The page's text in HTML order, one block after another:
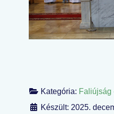
Kategória: Faliújság
Készült: 2025.